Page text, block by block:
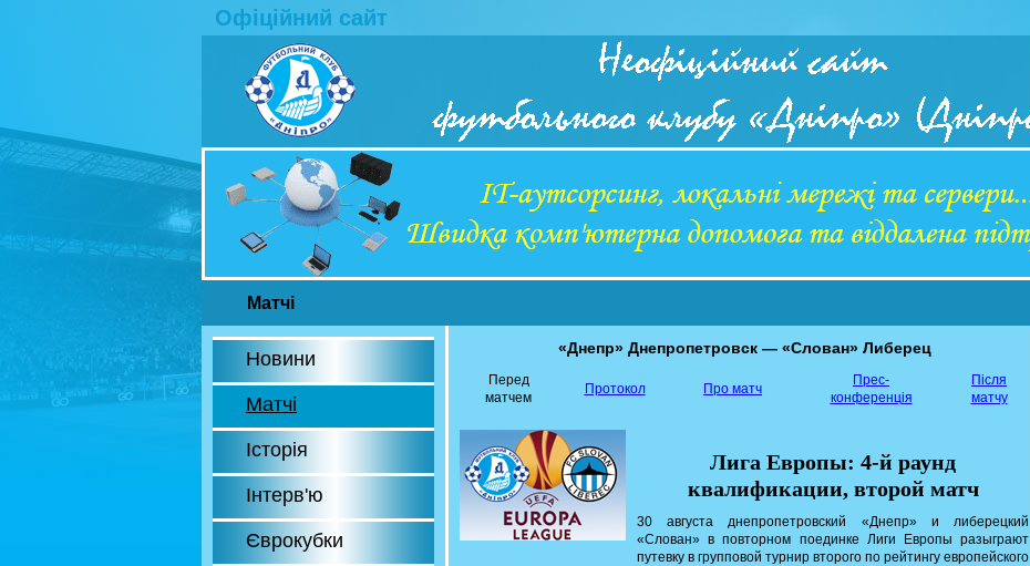
Офіційний сайт
Матчі
Новини
Матчі
Історія
Інтерв'ю
Єврокубки
«Днепр» Днепропетровск — «Слован» Либерец
Перед
матчем
Протокол Про матч
Прес-
конференція
Після
матчу
Лига Европы: 4-й раунд
квалификации, второй матч
30 августа днепропетровский «Днепр» и либерецкий
«Слован» в повторном поединке Лиги Европы разыграют
путевку в групповой турнир второго по рейтингу европейского